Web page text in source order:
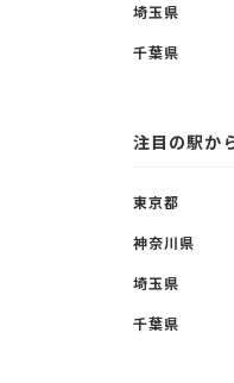
埼玉県
千葉県
注目の駅か
東京都
神奈川県
埼玉県
千葉県